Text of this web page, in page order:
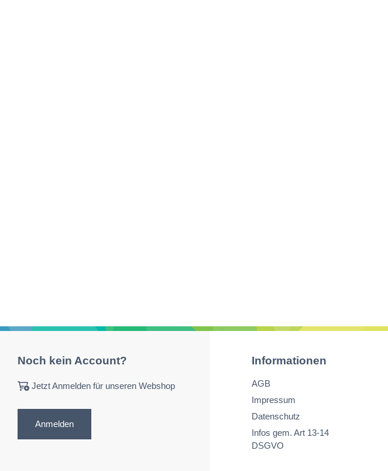
Noch kein Account?
Jetzt Anmelden für unseren Webshop
Anmelden
Informationen
AGB
Impressum
Datenschutz
Infos gem. Art 13-14
DSGVO